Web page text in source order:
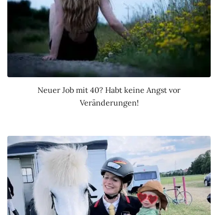
Neuer Job mit 40? Habt keine Angst vor
Veränderungen!